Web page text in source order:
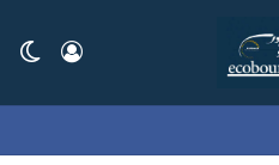
ورود
اعلام شد